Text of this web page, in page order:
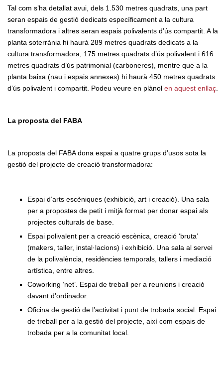
Tal com s’ha detallat avui, dels 1.530 metres quadrats, una part
seran espais de gestió dedicats específicament a la cultura
transformadora i altres seran espais polivalents d’ús compartit. A la
planta soterrània hi haurà 289 metres quadrats dedicats a la
cultura transformadora, 175 metres quadrats d’ús polivalent i 616
metres quadrats d’ús patrimonial (carboneres), mentre que a la
planta baixa (nau i espais annexes) hi haurà 450 metres quadrats
d’ús polivalent i compartit. Podeu veure en plànol en aquest enllaç
La proposta del FABA
La proposta del FABA dona espai a quatre grups d’usos sota la
gestió del projecte de creació transformadora:
Espai d’arts escèniques (exhibició, art i creació). Una sala
per a propostes de petit i mitjà format per donar espai als
projectes culturals de base.
Espai polivalent per a creació escènica, creació ‘bruta’
(makers, taller, instal·lacions) i exhibició. Una sala al servei
de la polivalència, residències temporals, tallers i mediació
artística, entre altres.
Coworking ‘net’. Espai de treball per a reunions i creació
davant d’ordinador.
Oficina de gestió de l’activitat i punt de trobada social. Espai
de treball per a la gestió del projecte, així com espais de
trobada per a la comunitat local.